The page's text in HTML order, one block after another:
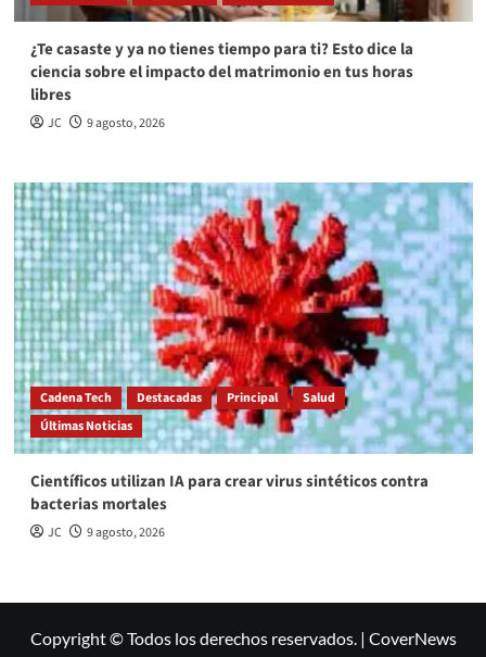
¿Te casaste y ya no tienes tiempo para ti? Esto dice la
ciencia sobre el impacto del matrimonio en tus horas
libres
JC 9 agosto, 2026
Cadena Tech Destacadas Principal
Salud
Últimas Noticias
Científicos utilizan IA para crear virus sintéticos contra
bacterias mortales
JC 9 agosto, 2026
Copyright © Todos los derechos reservados. | CoverNews